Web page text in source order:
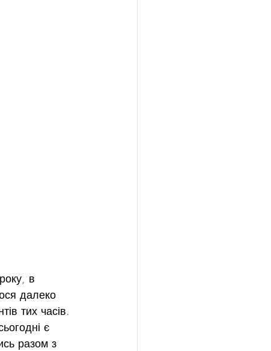
в
далеко
тих часів.
є
разом з